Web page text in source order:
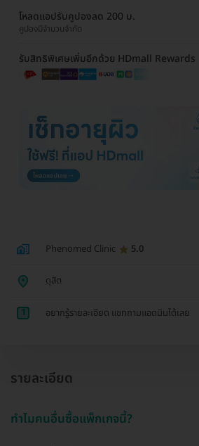
โหลดแอปรับคูปองลด 200 บ.
คูปองมีจำนวนจำกัด
รับสิทธิพิเศษเพิ่มอีกด้วย HDmall Rewards
Phenomed Clinic 5.0
ดุสิต
1 อยากรู้รายละเอียด แชทถามแอดมินได้เลย
รายละเอียด
ทำไมคนอื่นซื้อแพ็กเกจนี้?